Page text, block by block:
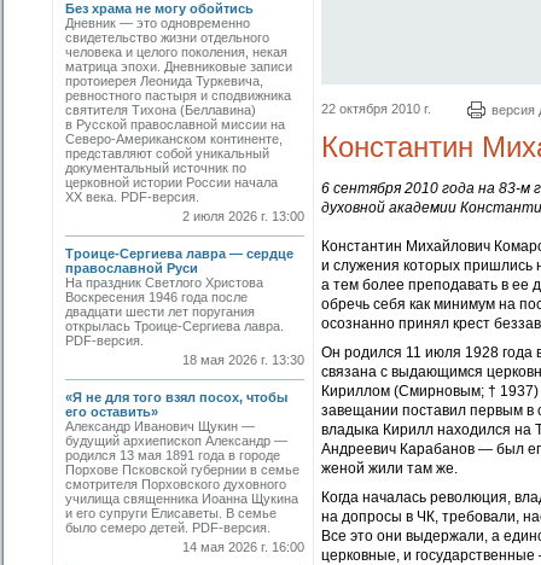
Без храма не могу обойтись
Дневник — это одновременно
свидетельство жизни отдельного
человека и целого поколения, некая
матрица эпохи. Дневниковые записи
протоиерея Леонида Туркевича,
ревностного пастыря и сподвижника
святителя Тихона (Беллавина)
в Русской православной миссии на
Северо-Американском континенте,
представляют собой уникальный
документальный источник по
церковной истории России начала
ХХ века. PDF-версия.
2 июля 2026 г. 13:00
Троице-Сергиева лавра — сердце
православной Руси
На праздник Светлого Христова
Воскресения 1946 года после
двадцати шести лет поругания
открылась Троице-Сергиева лавра.
PDF-версия.
18 мая 2026 г. 13:30
«Я не для того взял посох, чтобы
его оставить»
Александр Иванович Щукин —
будущий архиепископ Александр —
родился 13 мая 1891 года в городе
Порхове Псковской губернии в семье
смотрителя Порховского духовного
училища священника Иоанна Щукина
и его супруги Елисаветы. В семье
было семеро детей. PDF-версия.
14 мая 2026 г. 16:00
22 октября 2010 г. версия
Константин
6 сентября 2010 года на 83-м
духовной академии
Константин Михайлович
и служения которых пришлись
а тем более преподавать в ее
обречь себя как минимум на
осознанно принял крест
Он родился 11 июля 1928 года
связана с выдающимся
Кириллом (Смирновым; †
завещании поставил первым в
владыка Кирилл находился
Андреевич Карабанов — был
женой жили там же.
Когда началась революция,
на допросы в ЧК, требовали,
Все это они выдержали, а
церковные, и